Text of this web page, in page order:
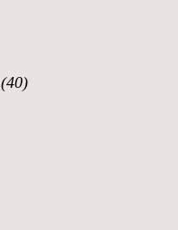
(40)